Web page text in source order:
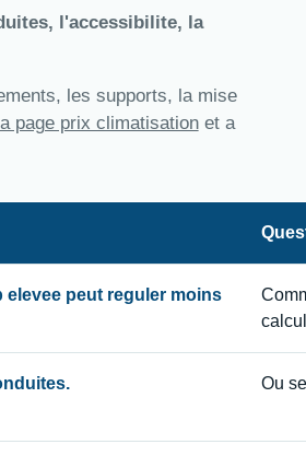
l'accessibilite, la
les supports, la mise
page prix climatisationet a
peut reguler moins
Ou